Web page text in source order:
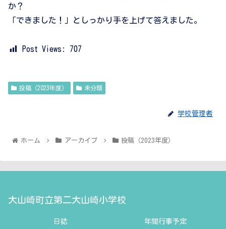
か？
「できました！」としっかり手を上げて答えました。
Post Views: 707
投稿（2023年度） 未分類
学校管理者
ホーム アーカイブ 投稿（2023年度）
大山崎町立第二大山崎小学校
日誌 年間行事予定